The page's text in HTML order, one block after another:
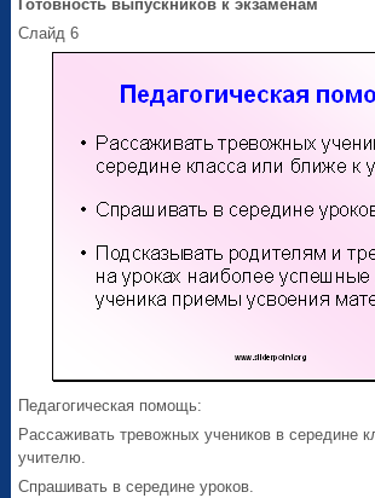
Готовность выпускников к экзаменам
Слайд 6
Педагогическая помощь:
Рассаживать тревожных учеников в середине
учителю.
Спрашивать в середине уроков.